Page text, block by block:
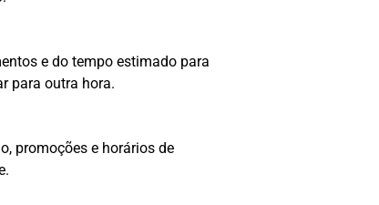
e do tempo estimado para
para outra hora.
promoções e horários de